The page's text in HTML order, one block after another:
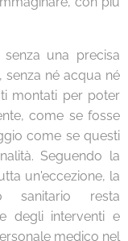
una precisa
senza né acqua né
montati per poter
come se fosse
come se questi
Seguendo la
un'eccezione, la
sanitario resta
degli interventi e
medico nel